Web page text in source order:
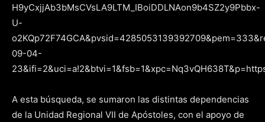
H9yCxjjAb3bMsCVsLA9LTM_IBoiDDLNAon9b4SZ2y9Pbbx-
U-
09-04-
A esta búsqueda, se sumaron las distintas dependencias
de la Unidad Regional VII de Apóstoles, con el apoyo de